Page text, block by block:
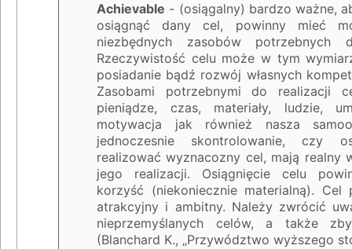
Achievable - (osiągalny) bardzo ważne,
osiągnąć dany cel, powinny mieć
niezbędnych zasobów potrzebnych
Rzeczywistość celu może w tym
posiadanie bądź rozwój własnych
Zasobami potrzebnymi do realizacji
pieniądze, czas, materiały, ludzie,
motywacja jak również nasza
jednoczesnie skontrolowanie, czy
realizować wyznacozny cel, mają realny
jego realizacji. Osiągnięcie celu
korzyść (niekoniecznie materialną).
atrakcyjny i ambitny. Należy zwrócić
nieprzemyślanych celów, a także
(Blanchard K., „Przywództwo wyższego